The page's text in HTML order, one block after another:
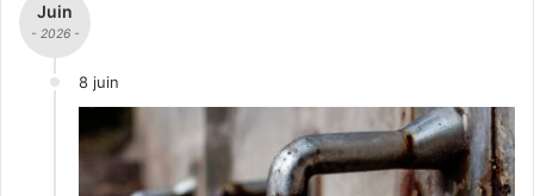
Juin
- 2026 -
8 juin